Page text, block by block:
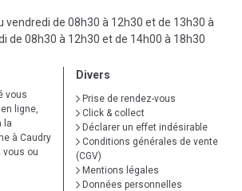
vendredi de 08h30 à 12h30 et de 13h30 à
de 08h30 à 12h30 et de 14h00 à 18h30
vous
ligne,
la
à Caudry
vous ou
Divers
Prise de rendez-vous
Click & collect
Déclarer un effet indésirable
Conditions générales de vente
(CGV)
Mentions légales
Données personnelles